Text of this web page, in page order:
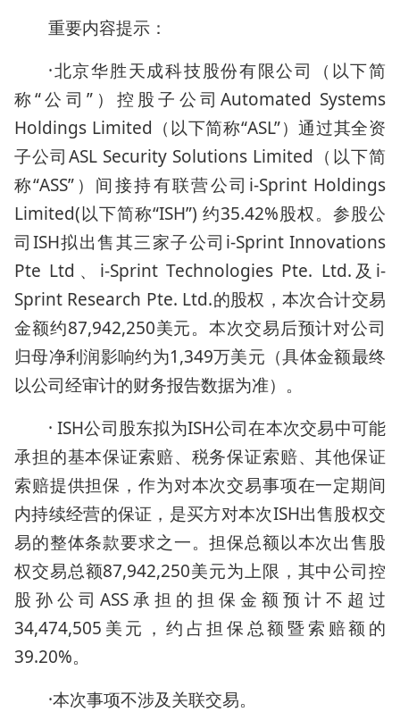
重要内容提示：
·北京华胜天成科技股份有限公司（以下简
称“公司”）控股子公司Automated Systems
Holdings Limited（以下简称“ASL”）通过其全资
子公司ASL Security Solutions Limited（以下简
称“ASS”）间接持有联营公司i-Sprint Holdings
Limited(以下简称“ISH”) 约35.42%股权。参股公
司ISH拟出售其三家子公司i-Sprint Innovations
Pte Ltd、i-Sprint Technologies Pte. Ltd.及i-
Sprint Research Pte. Ltd.的股权，本次合计交易
金额约87,942,250美元。本次交易后预计对公司
归母净利润影响约为1,349万美元（具体金额最终
以公司经审计的财务报告数据为准）。
· ISH公司股东拟为ISH公司在本次交易中可能
承担的基本保证索赔、税务保证索赔、其他保证
索赔提供担保，作为对本次交易事项在一定期间
内持续经营的保证，是买方对本次ISH出售股权交
易的整体条款要求之一。担保总额以本次出售股
权交易总额87,942,250美元为上限，其中公司控
股孙公司ASS承担的担保金额预计不超过
34,474,505美元，约占担保总额暨索赔额的
39.20%。
·本次事项不涉及关联交易。